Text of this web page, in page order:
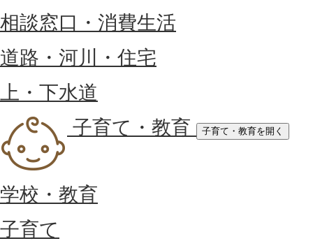
相談窓口・消費生活
道路・河川・住宅
上・下水道
子育て・教育
子育て・教育を開く
学校・教育
子育て